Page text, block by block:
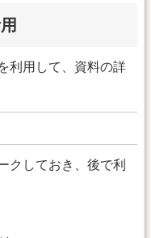
利用して、資料の詳
クしておき、後で利